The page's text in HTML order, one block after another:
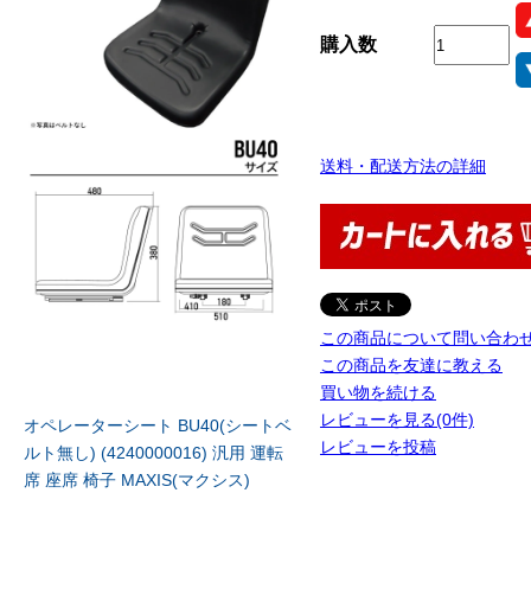
オペレーターシート BU40(シートベ
ルト無し) (4240000016) 汎用 運転
席 座席 椅子 MAXIS(マクシス)
購入数
送料・配送方法の詳細
この商品について問い合わ
この商品を友達に教える
買い物を続ける
レビューを見る(0件)
レビューを投稿